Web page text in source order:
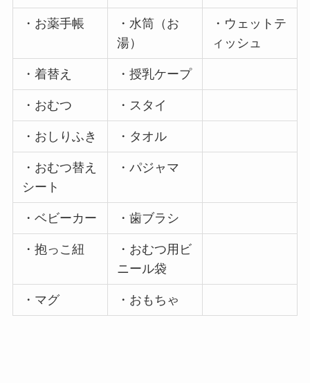
・お薬手帳
・水筒（お
湯）
・ウェットテ
ィッシュ
・着替え ・授乳ケープ
・おむつ ・スタイ
・おしりふき ・タオル
・おむつ替え
シート
・パジャマ
・ベビーカー ・歯ブラシ
・抱っこ紐
・おむつ用ビ
ニール袋
・マグ ・おもちゃ